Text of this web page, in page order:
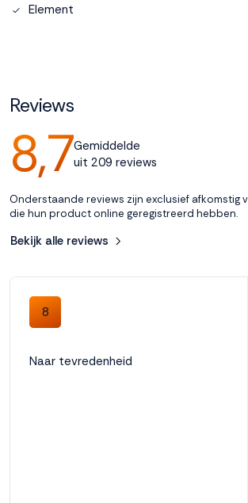
Element
Reviews
8,7Gemiddelde
uit 209 reviews
Onderstaande reviews zijn exclusief afkomstig
die hun product online geregistreerd hebben.
Bekijk alle reviews
8
Naar tevredenheid